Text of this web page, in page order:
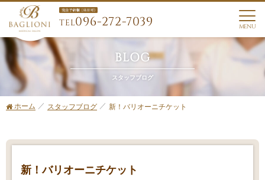
TEL096-272-7039 MENU
BLOG
スタッフブログ
ホーム スタッフブログ 新！バリオーニチケット
新！バリオーニチケット